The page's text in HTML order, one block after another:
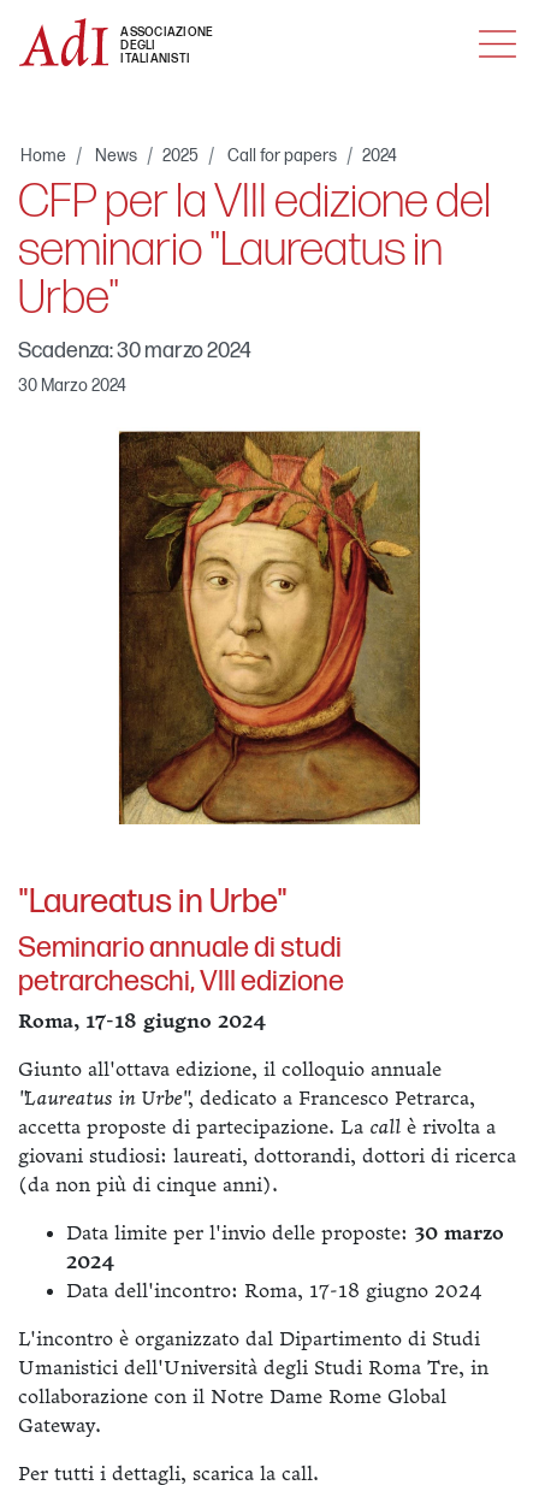
ASSOCIAZIONE
DEGLI
ITALIANISTI
MENU
Home News 2025 Call for papers 2024
CFP per la VIII edizione del
seminario "Laureatus in
Urbe"
Scadenza: 30 marzo 2024
30 Marzo 2024
"Laureatus in Urbe"
Seminario annuale di studi
petrarcheschi, VIII edizione
Roma, 17-18 giugno 2024
Giunto all'ottava edizione, il colloquio annuale
"Laureatus in Urbe", dedicato a Francesco Petrarca,
accetta proposte di partecipazione. La call è rivolta a
giovani studiosi: laureati, dottorandi, dottori di ricerca
(da non più di cinque anni).
Data limite per l'invio delle proposte: 30 marzo
2024
Data dell'incontro: Roma, 17-18 giugno 2024
L'incontro è organizzato dal Dipartimento di Studi
Umanistici dell'Università degli Studi Roma Tre, in
collaborazione con il Notre Dame Rome Global
Gateway.
Per tutti i dettagli, scarica la call.